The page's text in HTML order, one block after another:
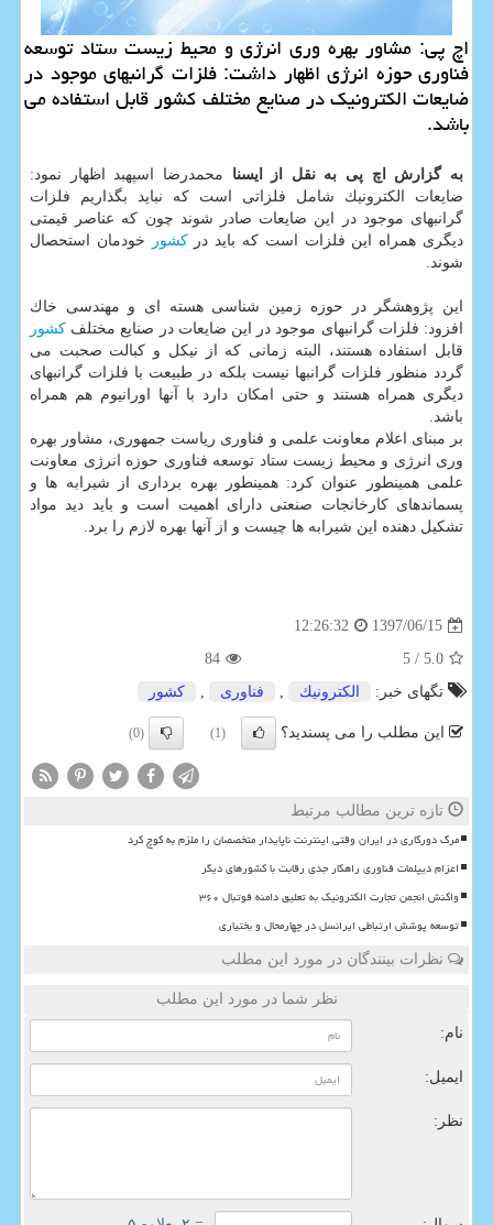
اچ پی: مشاور بهره وری انرژی و محیط زیست ستاد توسعه
فناوری حوزه انرژی اظهار داشت: فلزات گرانبهای موجود در
ضایعات الكترونیك در صنایع مختلف كشور قابل استفاده می
باشد.
به گزارش اچ پی به نقل از ایسنا محمدرضا اسپهبد اظهار نمود:
ضایعات الكترونیك شامل فلزاتی است كه نباید بگذاریم فلزات
گرانبهای موجود در این ضایعات صادر شوند چون كه عناصر قیمتی
دیگری همراه این فلزات است كه باید دركشور
خودمان استحصال
شوند.
این پژوهشگر در حوزه زمین شناسی هسته ای و مهندسی خاك
افزود: فلزات گرانبهای موجود در این ضایعات در صنایع مختلف كشور
قابل استفاده هستند، البته زمانی كه از نیكل و كبالت صحبت می
گردد منظور فلزات گرانبها نیست بلكه در طبیعت با فلزات گرانبهای
دیگری همراه هستند و حتی امكان دارد با آنها اورانیوم هم همراه
باشد.
بر مبنای اعلام معاونت علمی و فناوری ریاست جمهوری، مشاور بهره
وری انرژی و محیط زیست ستاد توسعه فناوری حوزه انرژی معاونت
علمی همینطور عنوان كرد: همینطور بهره برداری از شیرابه ها و
پسماندهای كارخانجات صنعتی دارای اهمیت است و باید دید مواد
تشكیل دهنده این شیرابه ها چیست و از آنها بهره لازم را برد.
1397/06/15
12:26:32
5.0
/ 5
84
تگهای خبر:
الكترونیك , فناوری , كشور
این مطلب را می پسندید؟ (1)
(0)
تازه ترین مطالب مرتبط
مرگ دورکاری در ایران وقتی اینترنت ناپایدار متخصصان را ملزم به کوچ کرد
اعزام دیپلمات فناوری راهکار جدی رقابت با کشورهای دیگر
واکنش انجمن تجارت الکترونیک به تعلیق دامنه فوتبال ۳۶۰
توسعه پوشش ارتباطی ایرانسل در چهارمحال و بختیاری
نظرات بینندگان در مورد این مطلب
نظر شما در مورد این مطلب
نام:
ایمیل:
نظر: